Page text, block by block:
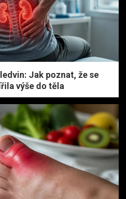
Jak poznat, že se
výše do těla